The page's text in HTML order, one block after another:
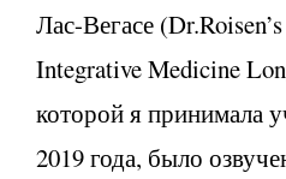
Лас-Вегасе
Integrative Medicine
которой я принимала
2019 года, было